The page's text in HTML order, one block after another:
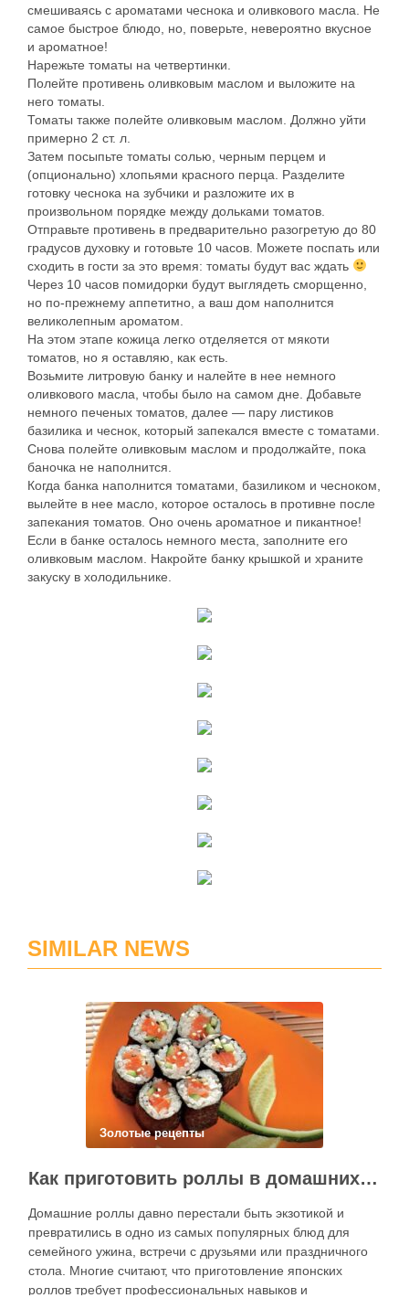
смешиваясь с ароматами чеснока и оливкового масла. Не
самое быстрое блюдо, но, поверьте, невероятно вкусное
и ароматное!
Нарежьте томаты на четвертинки.
Полейте противень оливковым маслом и выложите на
него томаты.
Томаты также полейте оливковым маслом. Должно уйти
примерно 2 ст. л.
Затем посыпьте томаты солью, черным перцем и
(опционально) хлопьями красного перца. Разделите
готовку чеснока на зубчики и разложите их в
произвольном порядке между дольками томатов.
Отправьте противень в предварительно разогретую до 80
градусов духовку и готовьте 10 часов. Можете поспать или
сходить в гости за это время: томаты будут вас ждать
Через 10 часов помидорки будут выглядеть сморщенно,
но по-прежнему аппетитно, а ваш дом наполнится
великолепным ароматом.
На этом этапе кожица легко отделяется от мякоти
томатов, но я оставляю, как есть.
Возьмите литровую банку и налейте в нее немного
оливкового масла, чтобы было на самом дне. Добавьте
немного печеных томатов, далее — пару листиков
базилика и чеснок, который запекался вместе с томатами.
Снова полейте оливковым маслом и продолжайте, пока
баночка не наполнится.
Когда банка наполнится томатами, базиликом и чесноком,
вылейте в нее масло, которое осталось в противне после
запекания томатов. Оно очень ароматное и пикантное!
Если в банке осталось немного места, заполните его
оливковым маслом. Накройте банку крышкой и храните
закуску в холодильнике.
SIMILAR NEWS
Золотые рецепты
Как приготовить роллы в домашних условиях?
Домашние роллы давно перестали быть экзотикой и
превратились в одно из самых популярных блюд для
семейного ужина, встречи с друзьями или праздничного
стола. Многие считают, что приготовление японских
роллов требует профессиональных навыков и